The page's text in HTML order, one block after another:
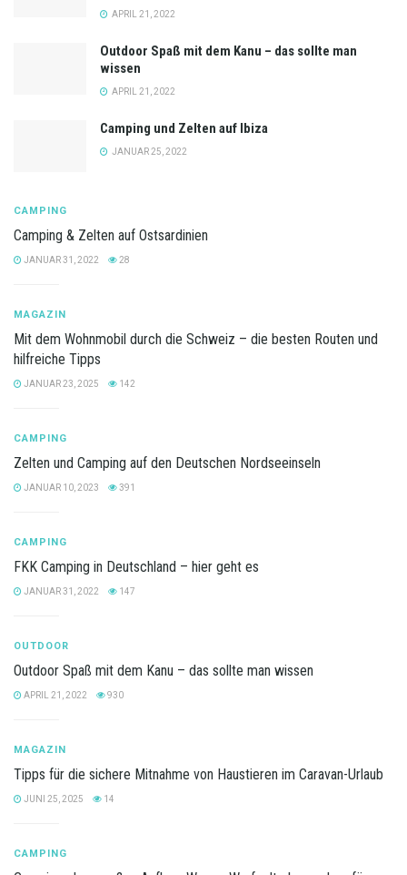
APRIL 21, 2022
Outdoor Spaß mit dem Kanu – das sollte man
wissen
APRIL 21, 2022
Camping und Zelten auf Ibiza
JANUAR 25, 2022
CAMPING
Camping & Zelten auf Ostsardinien
JANUAR 31, 2022 28
MAGAZIN
Mit dem Wohnmobil durch die Schweiz – die besten Routen und
hilfreiche Tipps
JANUAR 23, 2025 142
CAMPING
Zelten und Camping auf den Deutschen Nordseeinseln
JANUAR 10, 2023 391
CAMPING
FKK Camping in Deutschland – hier geht es
JANUAR 31, 2022 147
OUTDOOR
Outdoor Spaß mit dem Kanu – das sollte man wissen
APRIL 21, 2022 930
MAGAZIN
Tipps für die sichere Mitnahme von Haustieren im Caravan-Urlaub
JUNI 25, 2025 14
CAMPING